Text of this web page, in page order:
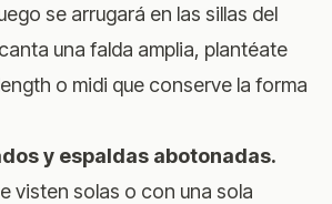
se arrugará en las sillas del
una falda amplia, plantéate
o midi que conserve la forma
y espaldas abotonadas.
visten solas o con una sola